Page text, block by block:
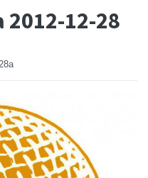
12-28